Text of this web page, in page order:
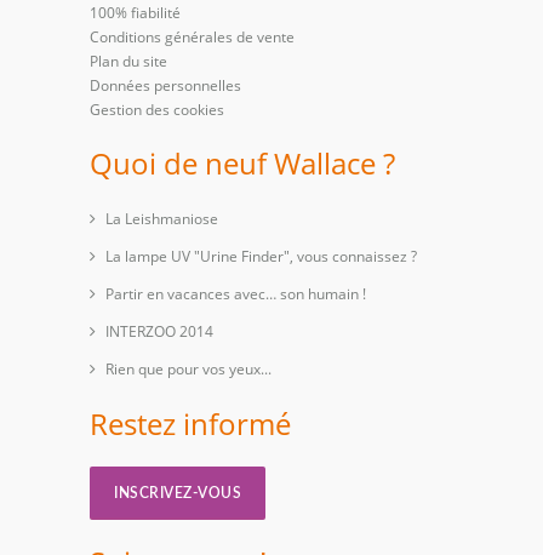
100% fiabilité
Conditions générales de vente
Plan du site
Données personnelles
Gestion des cookies
Quoi de neuf Wallace ?
La Leishmaniose
La lampe UV "Urine Finder", vous connaissez ?
Partir en vacances avec… son humain !
INTERZOO 2014
Rien que pour vos yeux...
Restez informé
INSCRIVEZ-VOUS